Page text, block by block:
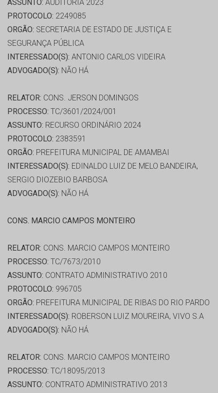
ASSUNTO: AUDITORIA 2023
PROTOCOLO: 2249085
ORGÃO: SECRETARIA DE ESTADO DE JUSTIÇA E
SEGURANÇA PÚBLICA
INTERESSADO(S): ANTONIO CARLOS VIDEIRA
ADVOGADO(S): NÃO HÁ
RELATOR: CONS. JERSON DOMINGOS
PROCESSO: TC/3601/2024/001
ASSUNTO: RECURSO ORDINÁRIO 2024
PROTOCOLO: 2383591
ORGÃO: PREFEITURA MUNICIPAL DE AMAMBAI
INTERESSADO(S): EDINALDO LUIZ DE MELO BANDEIRA,
SERGIO DIOZEBIO BARBOSA
ADVOGADO(S): NÃO HÁ
CONS. MARCIO CAMPOS MONTEIRO
RELATOR: CONS. MARCIO CAMPOS MONTEIRO
PROCESSO: TC/7673/2010
ASSUNTO: CONTRATO ADMINISTRATIVO 2010
PROTOCOLO: 996705
ORGÃO: PREFEITURA MUNICIPAL DE RIBAS DO RIO PARDO
INTERESSADO(S): ROBERSON LUIZ MOUREIRA, VIVO S.A
ADVOGADO(S): NÃO HÁ
RELATOR: CONS. MARCIO CAMPOS MONTEIRO
PROCESSO: TC/18095/2013
ASSUNTO: CONTRATO ADMINISTRATIVO 2013